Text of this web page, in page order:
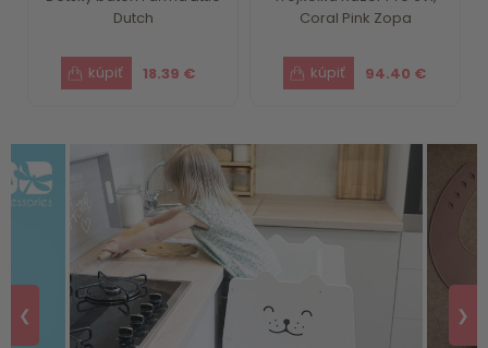
Dutch
18.39 €
Coral Pink Zopa
94.40 €
❮ ❯